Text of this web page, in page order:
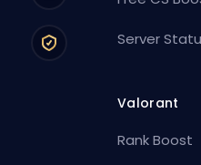
Server
Valorant
Rank Boost